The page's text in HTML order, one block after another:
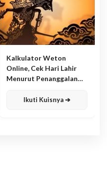
Kalkulator Weton
Online, Cek Hari Lahir
Menurut Penanggalan
Ikuti Kuisnya ➔